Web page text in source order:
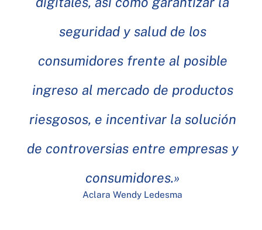
seguridad y salud de los
consumidores frente al posible
ingreso al mercado de productos
riesgosos, e incentivar la solución
de controversias entre empresas y
consumidores.»
Aclara Wendy Ledesma